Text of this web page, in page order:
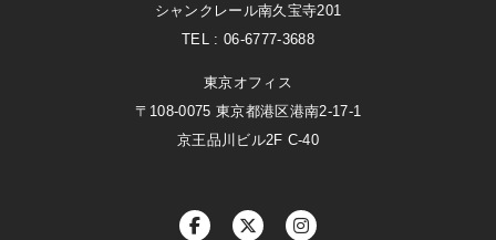
シャンクレール南久宝寺201
TEL : 06-6777-3688
東京オフィス
〒108-0075 東京都港区港南2-17-1
京王品川ビル2F C-40